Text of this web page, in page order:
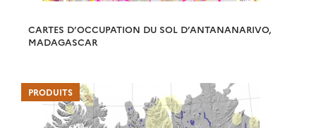
CARTES D’OCCUPATION DU SOL D’ANTANANARIVO,
MADAGASCAR
PRODUITS